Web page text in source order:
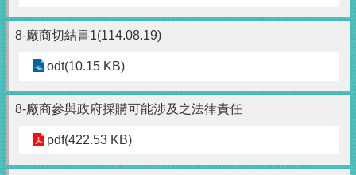
8-廠商切結書1(114.08.19)
odt(10.15 KB)
8-廠商參與政府採購可能涉及之法律責任
pdf(422.53 KB)